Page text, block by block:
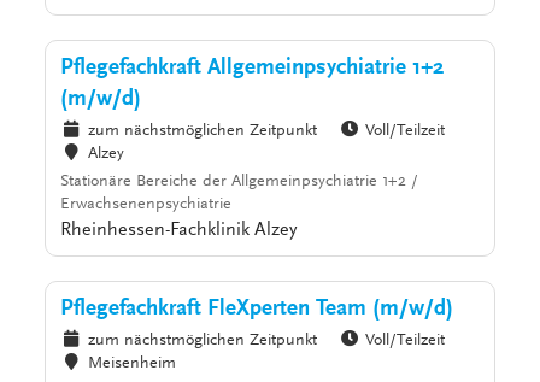
Pflegefachkraft Allgemeinpsychiatrie 1+2
(m/w/d)
zum nächstmöglichen Zeitpunkt
Voll/Teilzeit
Alzey
Stationäre Bereiche der Allgemeinpsychiatrie 1+2 /
Erwachsenenpsychiatrie
Rheinhessen-Fachklinik Alzey
Pflegefachkraft FleXperten Team (m/w/d)
zum nächstmöglichen Zeitpunkt
Voll/Teilzeit
Meisenheim